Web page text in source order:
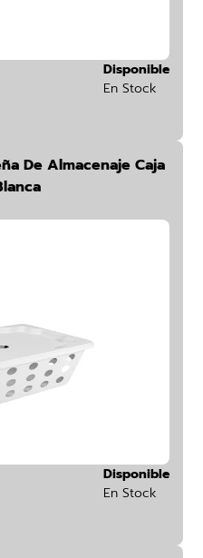
Disponible
En Stock
De Almacenaje Caja
Disponible
En Stock